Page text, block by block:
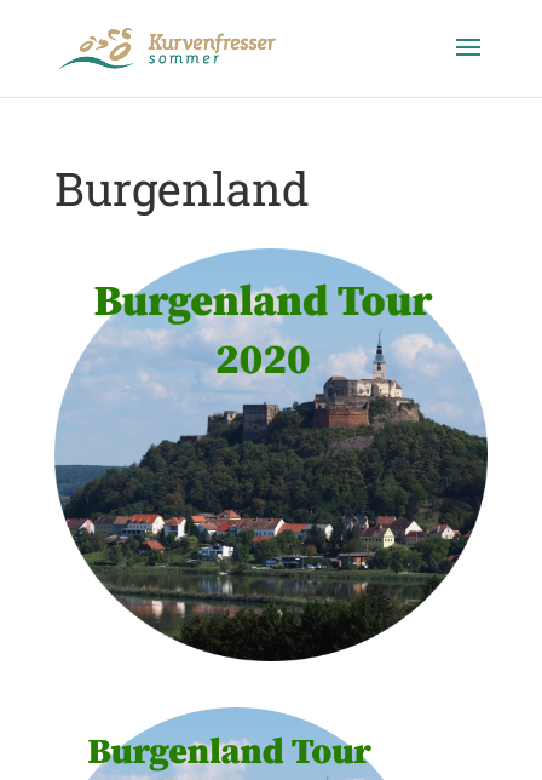
Burgenland